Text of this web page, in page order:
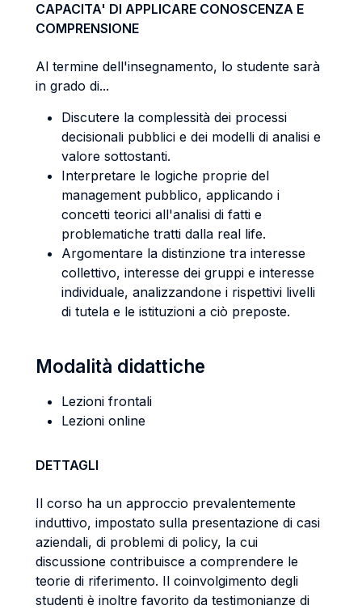
CAPACITA' DI APPLICARE CONOSCENZA E
COMPRENSIONE
Al termine dell'insegnamento, lo studente sarà
in grado di...
Discutere la complessità dei processi
decisionali pubblici e dei modelli di analisi e
valore sottostanti.
Interpretare le logiche proprie del
management pubblico, applicando i
concetti teorici all'analisi di fatti e
problematiche tratti dalla real life.
Argomentare la distinzione tra interesse
collettivo, interesse dei gruppi e interesse
individuale, analizzandone i rispettivi livelli
di tutela e le istituzioni a ciò preposte.
Modalità didattiche
Lezioni frontali
Lezioni online
DETTAGLI
Il corso ha un approccio prevalentemente
induttivo, impostato sulla presentazione di casi
aziendali, di problemi di policy, la cui
discussione contribuisce a comprendere le
teorie di riferimento. Il coinvolgimento degli
studenti è inoltre favorito da testimonianze di